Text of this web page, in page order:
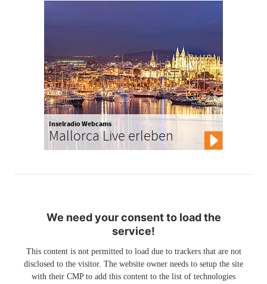
Inselradio Webcams
Mallorca Live erleben
We need your consent to load the
service!
This content is not permitted to load due to trackers that are not
disclosed to the visitor. The website owner needs to setup the site
with their CMP to add this content to the list of technologies